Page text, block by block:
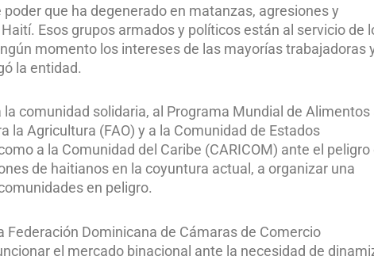
poder que ha degenerado en matanzas, agresiones y
Esos grupos armados y políticos están al servicio de
momento los intereses de las mayorías trabajadoras
la entidad.
comunidad solidaria, al Programa Mundial de Alimentos
la Agricultura (FAO) y a la Comunidad de Estados
a la Comunidad del Caribe (CARICOM) ante el peligro
de haitianos en la coyuntura actual, a organizar una
en peligro.
Dominicana de Cámaras de Comercio
el mercado binacional ante la necesidad de